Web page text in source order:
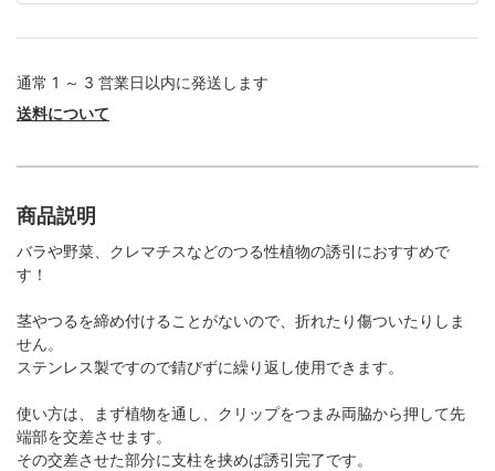
通常 1 ～ 3 営業日以内に発送します
送料について
商品説明
バラや野菜、クレマチスなどのつる性植物の誘引におすすめで
す！
茎やつるを締め付けることがないので、折れたり傷ついたりしま
せん。
ステンレス製ですので錆びずに繰り返し使用できます。
使い方は、まず植物を通し、クリップをつまみ両脇から押して先
端部を交差させます。
その交差させた部分に支柱を挟めば誘引完了です。